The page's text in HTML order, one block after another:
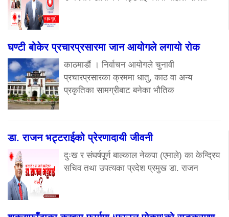
घण्टी बोकेर प्रचारप्रसारमा जान आयोगले लगायो रोक
काठमाडौं । निर्वाचन आयोगले चुनावी
प्रचारप्रसारका क्रममा धातु, काठ वा अन्य
प्रकृतिका सामग्रीबाट बनेका भौतिक
डा. राजन भट्टराईको प्रेरणादायी जीवनी
दुःख र संघर्षपूर्ण बाल्काल नेकपा (एमाले) का केन्द्रिय
सचिव तथा उपत्यका प्रदेश प्रमुख डा. राजन